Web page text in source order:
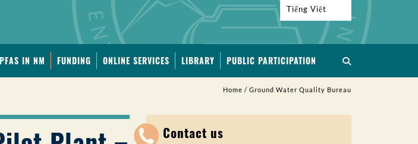
Tiếng Việt
PFAS IN NM FUNDING ONLINE SERVICES LIBRARY PUBLIC PARTICIPATION
Home / Ground Water Quality Bureau
Contact us